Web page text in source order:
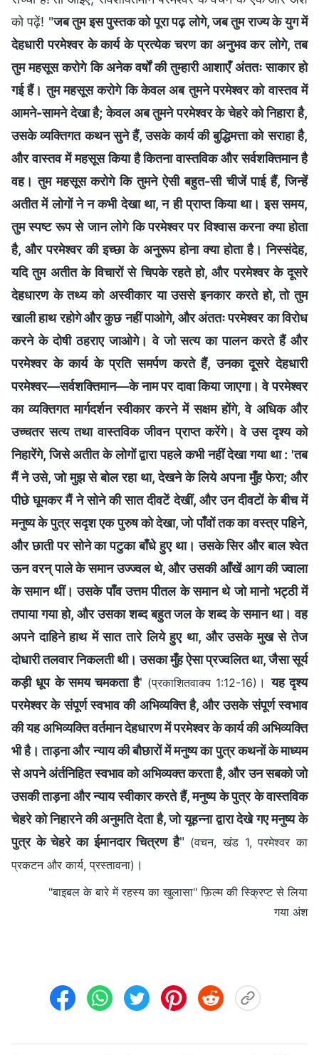
को पढ़ें! "जब तुम इस पुस्तक को पूरा पढ़ लोगे, जब तुम राज्य के युग में
देहधारी परमेश्वर के कार्य के प्रत्येक चरण का अनुभव कर लोगे, तब
तुम महसूस करोगे कि अनेक वर्षों की तुम्हारी आशाएँ अंततः साकार हो
गई हैं। तुम महसूस करोगे कि केवल अब तुमने परमेश्वर को वास्तव में
आमने-सामने देखा है; केवल अब तुमने परमेश्वर के चेहरे को निहारा है,
उसके व्यक्तिगत कथन सुने हैं, उसके कार्य की बुद्धिमत्ता को सराहा है,
और वास्तव में महसूस किया है कितना वास्तविक और सर्वशक्तिमान है
वह। तुम महसूस करोगे कि तुमने ऐसी बहुत-सी चीजें पाई हैं, जिन्हें
अतीत में लोगों ने न कभी देखा था, न ही प्राप्त किया था। इस समय,
तुम स्पष्ट रूप से जान लोगे कि परमेश्वर पर विश्वास करना क्या होता
है, और परमेश्वर की इच्छा के अनुरूप होना क्या होता है। निस्संदेह,
यदि तुम अतीत के विचारों से चिपके रहते हो, और परमेश्वर के दूसरे
देहधारण के तथ्य को अस्वीकार या उससे इनकार करते हो, तो तुम
खाली हाथ रहोगे और कुछ नहीं पाओगे, और अंततः परमेश्वर का विरोध
करने के दोषी ठहराए जाओगे। वे जो सत्य का पालन करते हैं और
परमेश्वर के कार्य के प्रति समर्पण करते हैं, उनका दूसरे देहधारी
परमेश्वर—सर्वशक्तिमान—के नाम पर दावा किया जाएगा। वे परमेश्वर
का व्यक्तिगत मार्गदर्शन स्वीकार करने में सक्षम होंगे, वे अधिक और
उच्चतर सत्य तथा वास्तविक जीवन प्राप्त करेंगे। वे उस दृश्य को
निहारेंगे, जिसे अतीत के लोगों द्वारा पहले कभी नहीं देखा गया था : 'तब
मैं ने उसे, जो मुझ से बोल रहा था, देखने के लिये अपना मुँह फेरा; और
पीछे घूमकर मैं ने सोने की सात दीवटें देखीं, और उन दीवटों के बीच में
मनुष्य के पुत्र सदृश एक पुरुष को देखा, जो पाँवों तक का वस्त्र पहिने,
और छाती पर सोने का पटुका बाँधे हुए था। उसके सिर और बाल श्‍वेत
ऊन वरन् पाले के समान उज्ज्वल थे, और उसकी आँखें आग की ज्वाला
के समान थीं। उसके पाँव उत्तम पीतल के समान थे जो मानो भट्ठी में
तपाया गया हो, और उसका शब्द बहुत जल के शब्द के समान था। वह
अपने दाहिने हाथ में सात तारे लिये हुए था, और उसके मुख से तेज
दोधारी तलवार निकलती थी। उसका मुँह ऐसा प्रज्‍वलित था, जैसा सूर्य
कड़ी धूप के समय चमकता है' (प्रकाशितवाक्य 1:12-16) ।यह दृश्य
परमेश्वर के संपूर्ण स्वभाव की अभिव्यक्ति है, और उसके संपूर्ण स्वभाव
की यह अभिव्यक्ति वर्तमान देहधारण में परमेश्वर के कार्य की अभिव्यक्ति
भी है। ताड़ना और न्याय की बौछारों में मनुष्य का पुत्र कथनों के माध्यम
से अपने अंर्तनिहित स्वभाव को अभिव्यक्त करता है, और उन सबको जो
उसकी ताड़ना और न्याय स्वीकार करते हैं, मनुष्य के पुत्र के वास्तविक
चेहरे को निहारने की अनुमति देता है, जो यूहन्ना द्वारा देखे गए मनुष्य के
पुत्र के चेहरे का ईमानदार चित्रण है" (वचन, खंड 1, परमेश्वर का
प्रकटन और कार्य, प्रस्तावना) ।
"बाइबल के बारे में रहस्य का खुलासा" फ़िल्म की स्क्रिप्ट से लिया
गया अंश